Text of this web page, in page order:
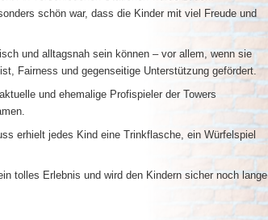
schön war, dass die Kinder mit viel Freude und
und alltagsnah sein können – vor allem, wenn sie
Fairness und gegenseitige Unterstützung gefördert.
und ehemalige Profispieler der Towers
erhielt jedes Kind eine Trinkflasche, ein Würfelspiel
tolles Erlebnis und wird den Kindern sicher noch lange